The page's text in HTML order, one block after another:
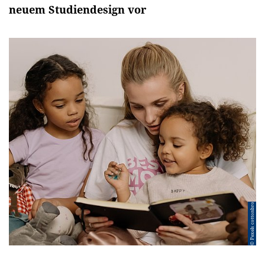
neuem Studiendesign vor
© Pexels cottonbro